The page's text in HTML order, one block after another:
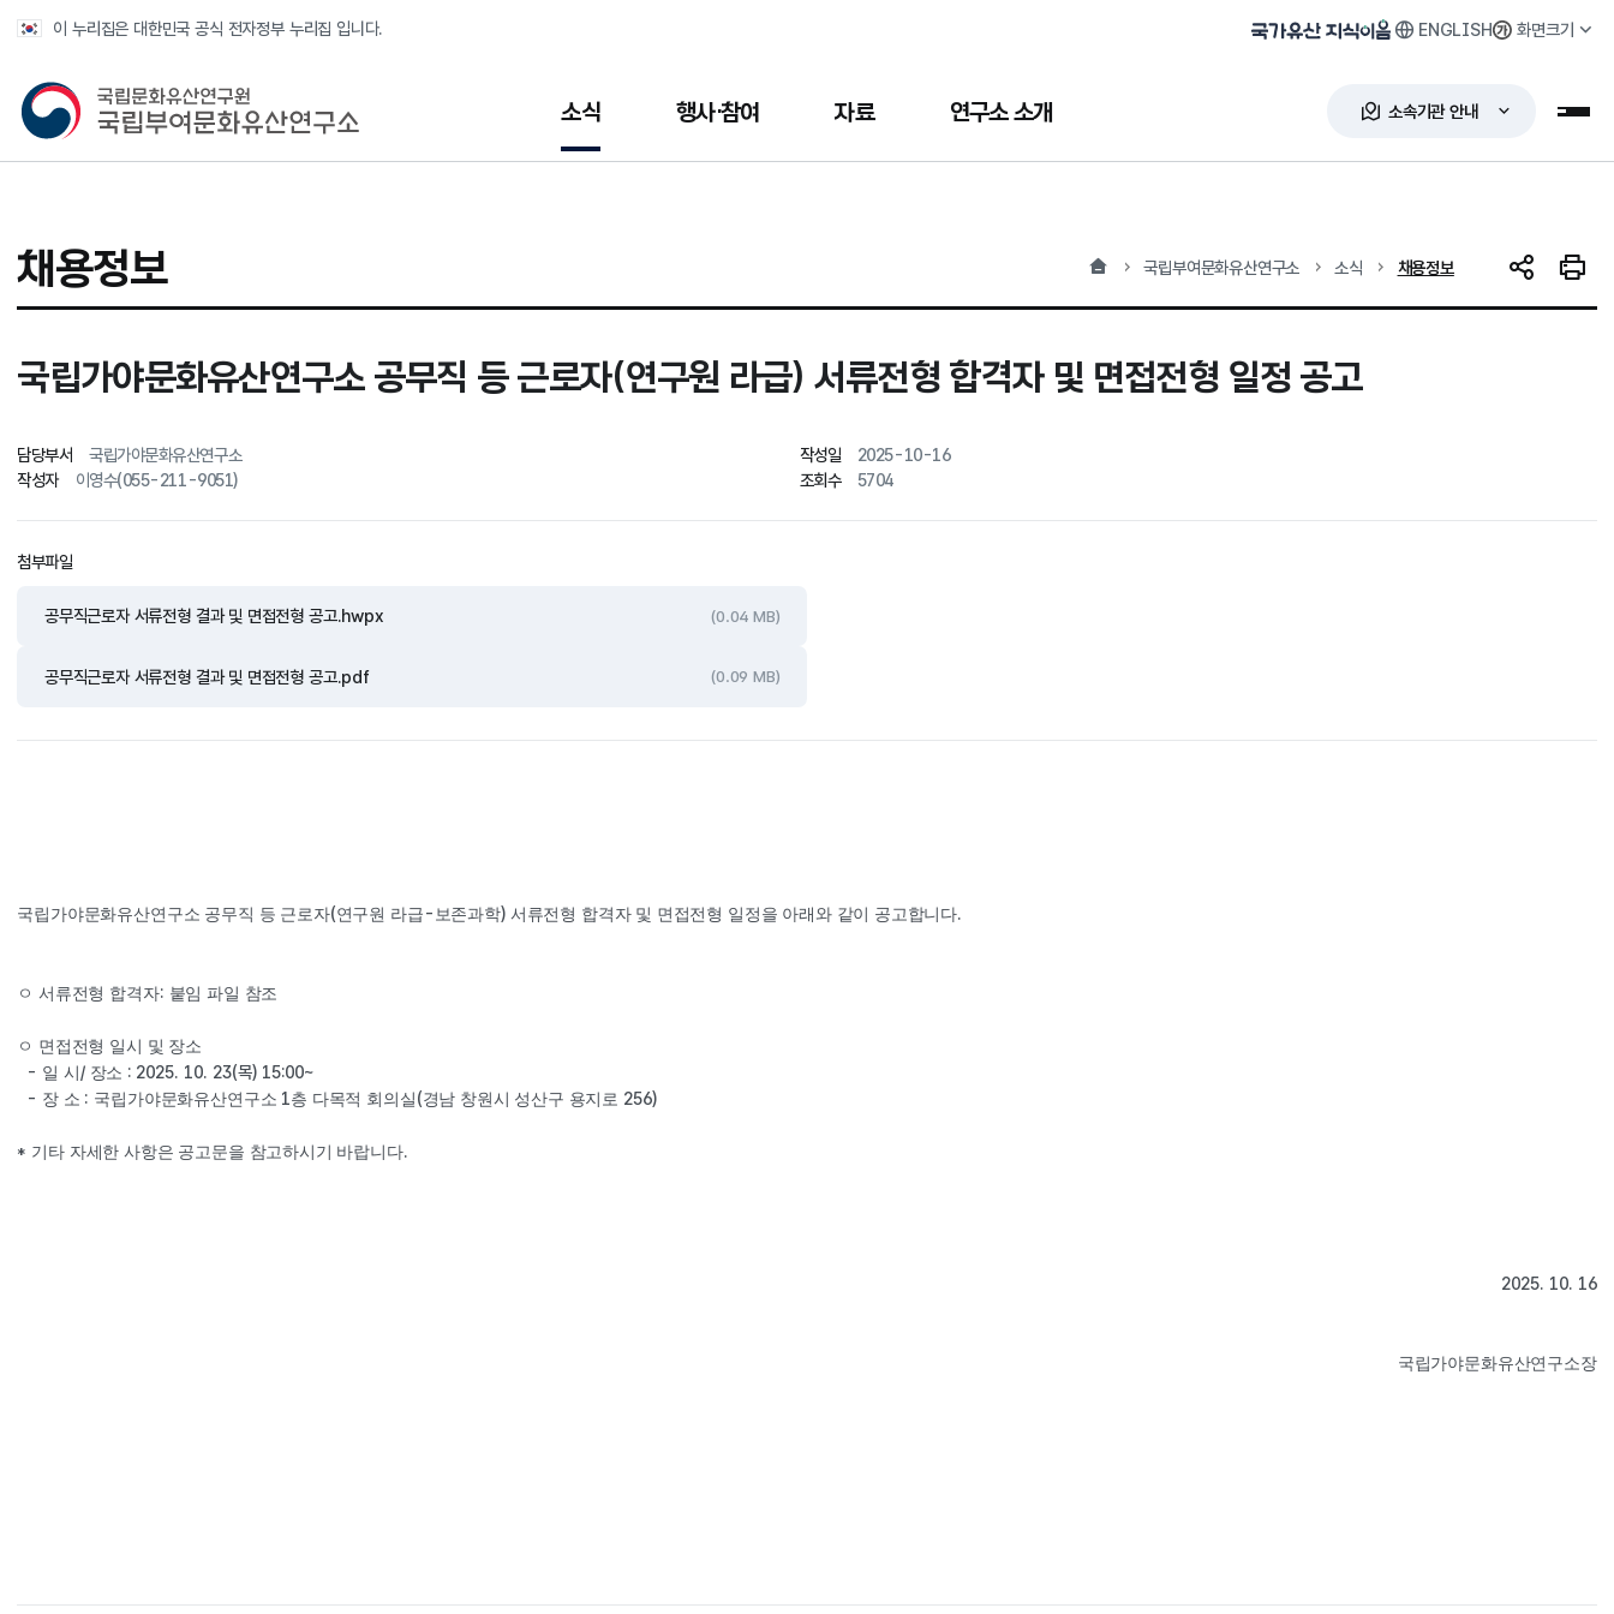
이 누리집은 대한민국 공식 전자정부 누리집 입니다.
국가유산 지식이음 ENGLISH 화면크기
국가유산청 국립부여문화유산연구소 소식 행사·참여 자료 연구소 소개 소속기관 안내 누리
채용정보 홈 국립부여문화유산연구소 소식 현재 위치
채용정보 SNS 공유인쇄
국립가야문화유산연구소 공무직 등 근로자(연구원 라급) 서류전형 합격자 및 면접전형 일정 공고
담당부서 국립가야문화유산연구소 작성일
2025-10-16
작성자
이영수(055-211-9051) 조회수 5704
첨부파일
공무직근로자 서류전형 결과 및 면접전형 공고.hwpx (0.04 MB)
공무직근로자 서류전형 결과 및 면접전형 공고.pdf (0.09 MB)
국립가야문화유산연구소 공무직 등 근로자(연구원 라급- 보존과학) 서류전형 합격자 및 면접전형 일정을 아래와 같이 공고합니다.
ㅇ 서류전형 합격자: 붙임 파일 참조
ㅇ 면접전형 일시 및 장소
- 일 시/ 장소 : 2025. 10. 23(목) 15:00~
- 장 소 : 국립가야문화유산연구소 1층 다목적 회의실(경남 창원시 성산구 용지로 256)
* 기타 자세한 사항은 공고문을 참고하시기 바랍니다.
2025. 10. 16
국립가야문화유산연구소장